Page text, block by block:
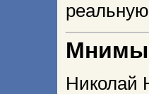
Николай